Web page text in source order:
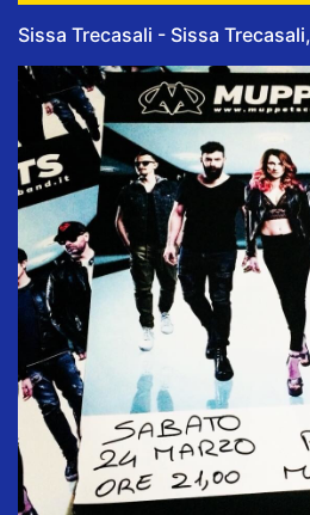
Sissa Trecasali - Sissa